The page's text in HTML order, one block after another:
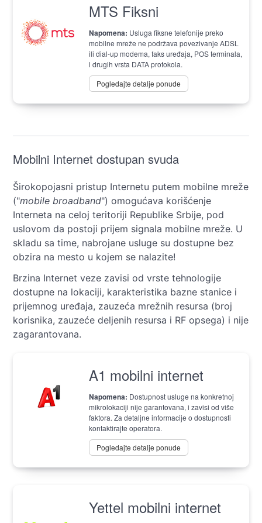
MTS Fiksni
Napomena: Usluga fiksne telefonije preko
mobilne mreže ne podržava povezivanje ADSL
ili dial-up modema, faks uređaja, POS terminala,
i drugih vrsta DATA protokola.
Pogledajte detalje ponude
Mobilni Internet dostupan svuda
Širokopojasni pristup Internetu putem mobilne mreže
("mobile broadband") omogućava korišćenje
Interneta na celoj teritoriji Republike Srbije, pod
uslovom da postoji prijem signala mobilne mreže. U
skladu sa time, nabrojane usluge su dostupne bez
obzira na mesto u kojem se nalazite!
Brzina Internet veze zavisi od vrste tehnologije
dostupne na lokaciji, karakteristika bazne stanice i
prijemnog uređaja, zauzeća mrežnih resursa (broj
korisnika, zauzeće deljenih resursa i RF opsega) i nije
zagarantovana.
A1 mobilni internet
Napomena: Dostupnost usluge na konkretnoj
mikrolokaciji nije garantovana, i zavisi od više
faktora. Za detaljne informacije o dostupnosti
kontaktirajte operatora.
Pogledajte detalje ponude
Yettel mobilni internet